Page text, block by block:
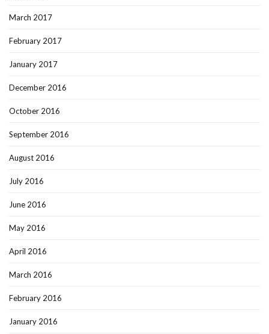
March 2017
February 2017
January 2017
December 2016
October 2016
September 2016
August 2016
July 2016
June 2016
May 2016
April 2016
March 2016
February 2016
January 2016